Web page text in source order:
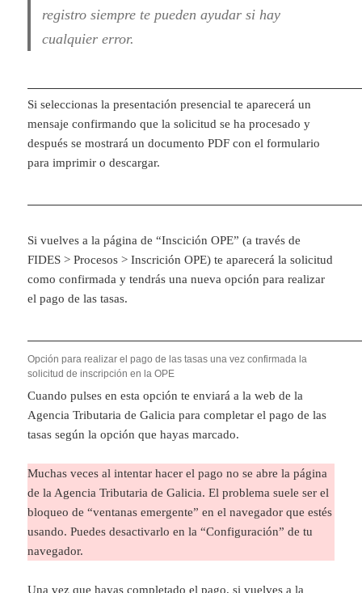
registro siempre te pueden ayudar si hay
cualquier error.
Si seleccionas la presentación presencial te aparecerá un
mensaje confirmando que la solicitud se ha procesado y
después se mostrará un documento PDF con el formulario
para imprimir o descargar.
Si vuelves a la página de “Inscición OPE” (a través de
FIDES > Procesos > Inscrición OPE) te aparecerá la solicitud
como confirmada y tendrás una nueva opción para realizar
el pago de las tasas.
Opción para realizar el pago de las tasas una vez confirmada la
solicitud de inscripción en la OPE
Cuando pulses en esta opción te enviará a la web de la
Agencia Tributaria de Galicia para completar el pago de las
tasas según la opción que hayas marcado.
Muchas veces al intentar hacer el pago no se abre la página
de la Agencia Tributaria de Galicia. El problema suele ser el
bloqueo de “ventanas emergente” en el navegador que estés
usando. Puedes desactivarlo en la “Configuración” de tu
navegador.
Una vez que hayas completado el pago, si vuelves a la